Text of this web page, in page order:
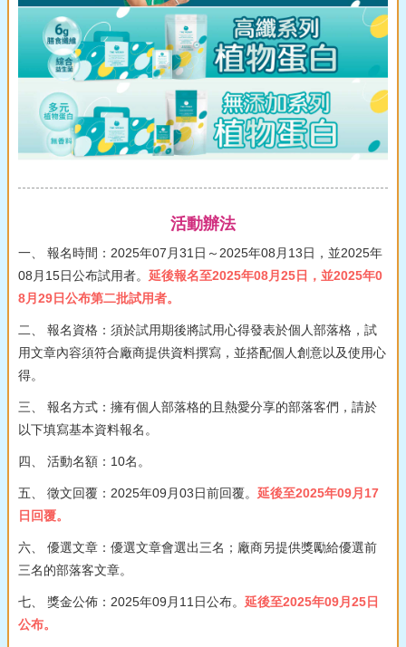
活動辦法
一、 報名時間：2025年07月31日～2025年08月13日，並2025年
08月15日公布試用者。 延後報名至2025年08月25日，並2025年0
8月29日公布第二批試用者。
二、 報名資格：須於試用期後將試用心得發表於個人部落格，試
用文章內容須符合廠商提供資料撰寫，並搭配個人創意以及使用心
得。
三、 報名方式：擁有個人部落格的且熱愛分享的部落客們，請於
以下填寫基本資料報名。
四、 活動名額：10名。
五、 徵文回覆：2025年09月03日前回覆。 延後至2025年09月17
日回覆。
六、 優選文章：優選文章會選出三名；廠商另提供獎勵給優選前
三名的部落客文章。
七、 獎金公佈：2025年09月11日公布。 延後至2025年09月25日
公布。